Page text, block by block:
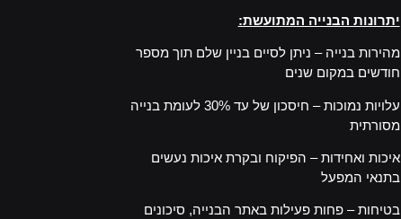
יתרונות הבנייה המתועשת:
מהירות בנייה – ניתן לסיים בניין שלם תוך מספר
חודשים במקום שנים
עלויות נמוכות – חיסכון של עד 30% לעומת בנייה
מסורתית
איכות ואחידות – הפיקוח ובקרת איכות נעשים
בתנאי המפעל
בטיחות – פחות פעילות באתר הבנייה, סיכונים